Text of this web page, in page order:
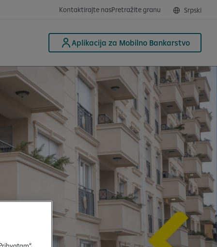
Kontaktirajte nasPretražite granu Srpski
Aplikacija za Mobilno Bankarstvo